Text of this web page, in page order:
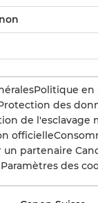
Politique en
des
de l'esclavage
officielle
un partenaire
Paramètres des